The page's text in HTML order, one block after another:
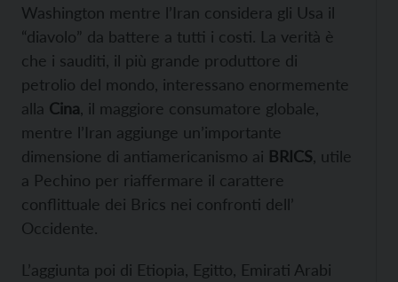
Washington mentre l’Iran considera gli Usa il
“diavolo” da battere a tutti i costi. La verità è
che i sauditi, il più grande produttore di
petrolio del mondo, interessano enormemente
alla Cina , il maggiore consumatore globale,
mentre l’Iran aggiunge un’importante
dimensione di antiamericanismo ai BRICS , utile
a Pechino per riaffermare il carattere
conflittuale dei Brics nei confronti dell’
Occidente.
L’aggiunta poi di Etiopia, Egitto, Emirati Arabi